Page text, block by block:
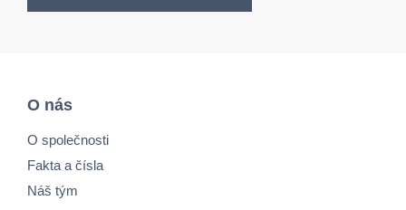
O nás
O společnosti
Fakta a čísla
Náš tým